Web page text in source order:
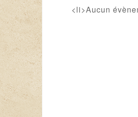
<li>Aucun